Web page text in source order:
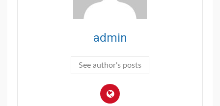
admin
See author's posts